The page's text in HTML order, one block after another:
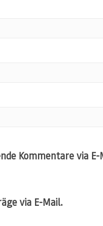
Kommentare via E-
via E-Mail.